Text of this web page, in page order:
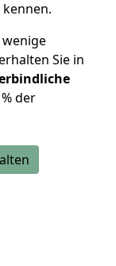
Sie in
der